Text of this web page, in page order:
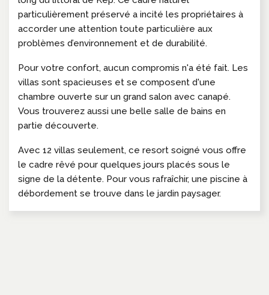
particulièrement préservé a incité les propriétaires à
accorder une attention toute particulière aux
problèmes d’environnement et de durabilité.
Pour votre confort, aucun compromis n'a été fait. Les
villas sont spacieuses et se composent d'une
chambre ouverte sur un grand salon avec canapé.
Vous trouverez aussi une belle salle de bains en
partie découverte.
Avec 12 villas seulement, ce resort soigné vous offre
le cadre rêvé pour quelques jours placés sous le
signe de la détente. Pour vous rafraîchir, une piscine à
débordement se trouve dans le jardin paysager.